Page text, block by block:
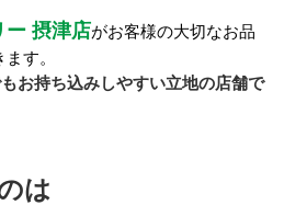
ー 摂津店がお客様の大切なお品
す。
お持ち込みしやすい立地の店舗で
は